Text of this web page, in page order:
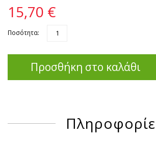
15,70 €
Ποσότητα:
Προσθήκη στο καλάθι